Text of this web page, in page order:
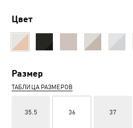
Цвет
Размер
ТАБЛИЦА РАЗМЕРОВ
35.5 36 37